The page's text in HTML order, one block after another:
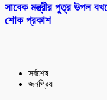
সাবেক মন্ত্রীর পুত্র উপল
শোক প্রকাশ
সর্বশেষ
জনপ্রিয়